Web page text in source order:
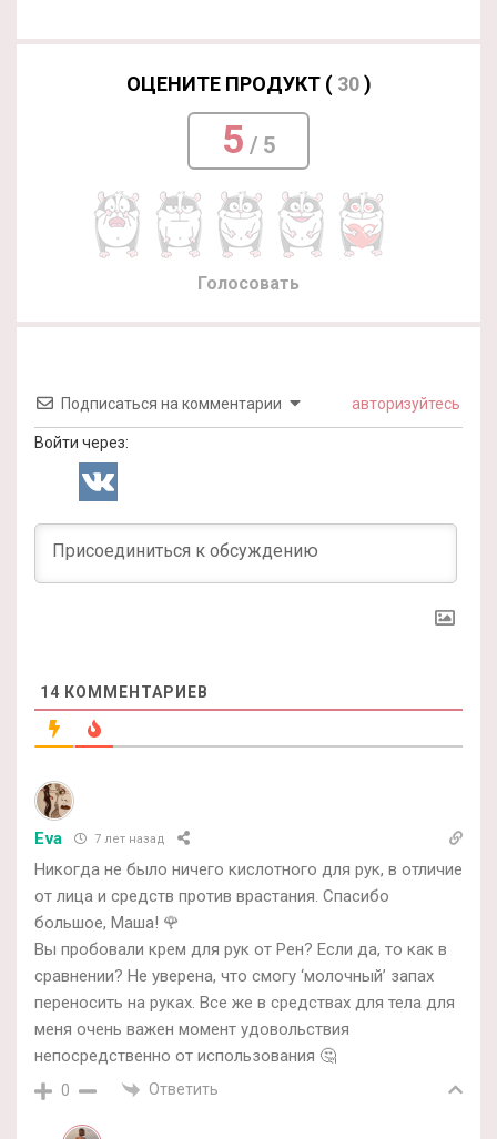
ОЦЕНИТЕ ПРОДУКТ ( 30)
5 / 5
Голосовать
Подписаться на комментарии авторизуйтесь
Войти через:
14 КОММЕНТАРИЕВ
Eva 7 лет назад
Никогда не было ничего кислотного для рук, в отличие
от лица и средств против врастания. Спасибо
большое, Маша! 🌹
Вы пробовали крем для рук от Рен? Если да, то как в
сравнении? Не уверена, что смогу ‘молочный’ запах
переносить на руках. Все же в средствах для тела для
меня очень важен момент удовольствия
непосредственно от использования 🤔
0 Ответить